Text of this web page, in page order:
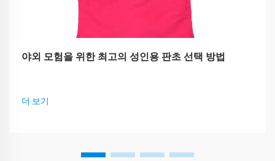
야외 모험을 위한 최고의 성인용 판초 선택 방법
더 보기